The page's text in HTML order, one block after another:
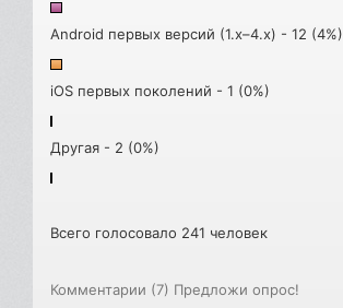
Android первых версий (1.x–4.x) - 12 (4%)
iOS первых поколений - 1 (0%)
Другая - 2 (0%)
Всего голосовало 241 человек
Комментарии (7) Предложи опрос!